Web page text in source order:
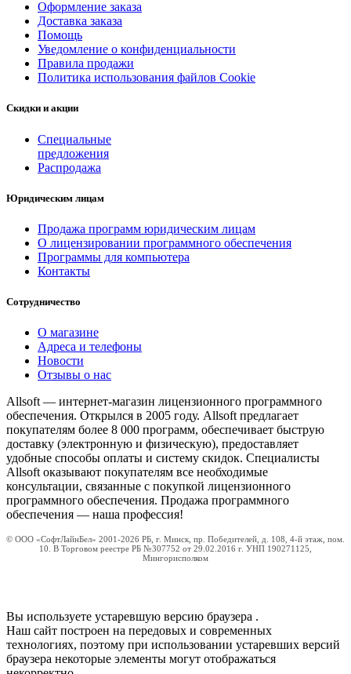
Оформление заказа
Доставка заказа
Помощь
Уведомление о конфиденциальности
Правила продажи
Политика использования файлов Cookie
Скидки и акции
Специальные
предложения
Распродажа
Юридическим лицам
Продажа программ юридическим лицам
О лицензировании программного обеспечения
Программы для компьютера
Контакты
Сотрудничество
О магазине
Адреса и телефоны
Новости
Отзывы о нас
Allsoft — интернет-магазин лицензионного программного
обеспечения. Открылся в 2005 году. Allsoft предлагает
покупателям более 8 000 программ, обеспечивает быструю
доставку (электронную и физическую), предоставляет
удобные способы оплаты и систему скидок. Специалисты
Allsoft оказывают покупателям все необходимые
консультации, связанные с покупкой лицензионного
программного обеспечения. Продажа программного
обеспечения — наша профессия!
© ООО «СофтЛайнБел» 2001-2026 РБ, г. Минск, пр. Победителей, д. 108, 4-й этаж, пом.
10. В Торговом реестре РБ №307752 от 29.02.2016 г. УНП 190271125,
Мингорисполком
Вы используете устаревшую версию браузера .
Наш сайт построен на передовых и современных
технологиях, поэтому при использовании устаревших версий
браузера некоторые элементы могут отображаться